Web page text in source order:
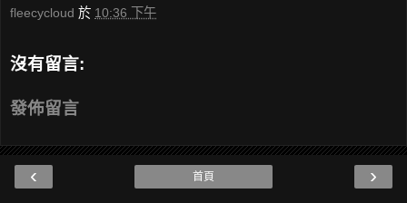
fleecycloud 於 10:36 下午
沒有留言:
發佈留言
‹ ›
首頁